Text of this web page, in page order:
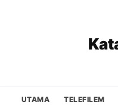
UTAMA TELEFILEM